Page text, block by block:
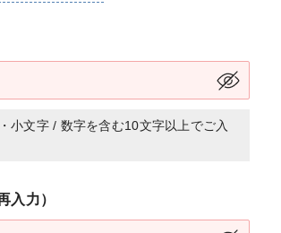
小文字 / 数字を含む10文字以上でご入
入力）